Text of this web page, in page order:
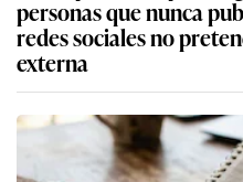
personas que nunca
redes sociales no
externa